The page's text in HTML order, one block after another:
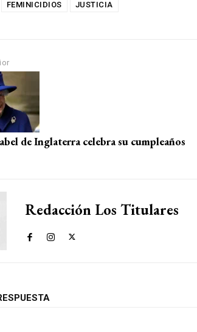
FEMINICIDIOS JUSTICIA
de Inglaterra celebra su cumpleaños
Redacción Los Titulares